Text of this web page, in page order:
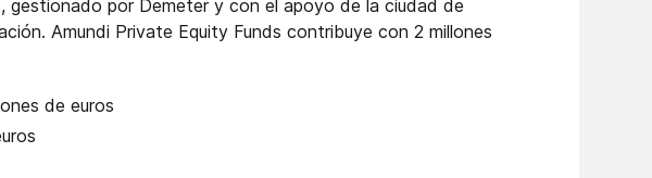
gestionado por Demeter y con el apoyo de la ciudad de
Amundi Private Equity Funds contribuye con 2 millones
de euros